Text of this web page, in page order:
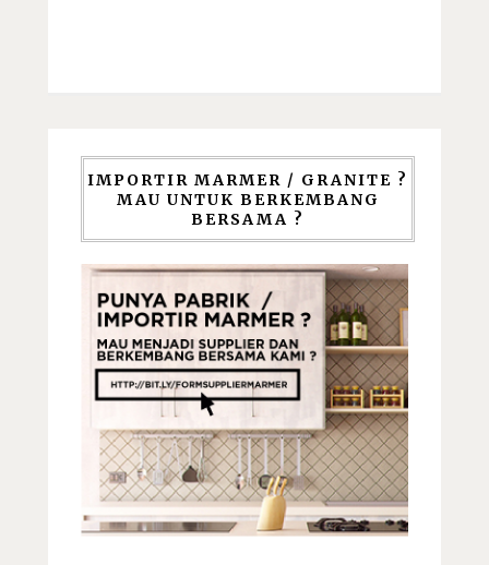
IMPORTIR MARMER / GRANITE ?
MAU UNTUK BERKEMBANG
BERSAMA ?